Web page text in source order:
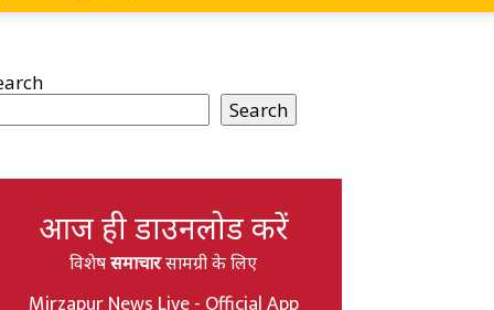
Search
आज ही डाउनलोड करें
विशेषसमाचारसामग्री के लिए